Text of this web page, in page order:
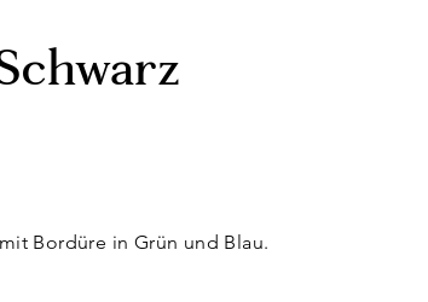
Bordüre in Grün und Blau.